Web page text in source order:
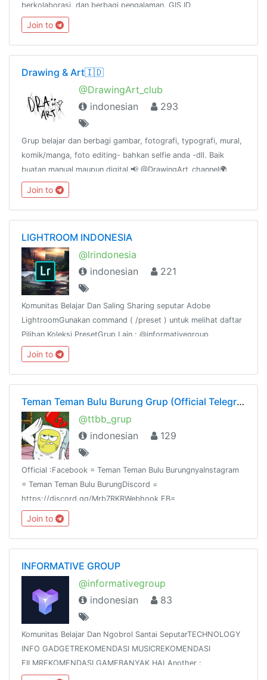
berkolaborasi, dan berbagi pengalaman. GIS ID
terkait FOSS4G:@osgeoid@qgisindonesia
Join to
Drawing & Art🇮🇩
@DrawingArt_club
indonesian
293
Grup belajar dan berbagi gambar, fotografi, typografi, mural,
komik/manga, foto editing- bahkan selfie anda -dll. Baik
buatan manual maupun digital.📢 @DrawingArt_channel🌍
@DrawingArt_world📻 @DrawingArt_radio👥
@katalogtelegram
Join to
LIGHTROOM INDONESIA
@lrindonesia
indonesian
221
Komunitas Belajar Dan Saling Sharing seputar Adobe
LightroomGunakan command ( /preset ) untuk melihat daftar
Pilihan Koleksi PresetGrup Lain : @informativegroup
Join to
Teman Teman Bulu Burung Grup (Official Telegram)
@ttbb_grup
indonesian
129
Official :Facebook = Teman Teman Bulu BurungnyaInstagram
= Teman Teman Bulu BurungDiscord =
https://discord.gg/Mrb7RKRWebhook FB=
@ttbbid_fbWebhook IG = @ttbbid_ig
Join to
INFORMATIVE GROUP
@informativegroup
indonesian
83
Komunitas Belajar Dan Ngobrol Santai SeputarTECHNOLOGY
INFO GADGETREKOMENDASI MUSICREKOMENDASI
FILMREKOMENDASI GAMEBANYAK HALAnother :
@lightroomid @yateknocom @onecakindo